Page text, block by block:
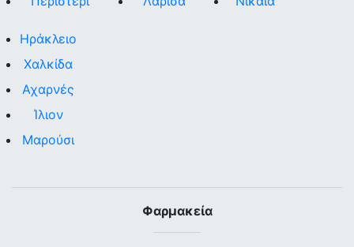
Ηράκλειο
Χαλκίδα
Αχαρνές
Ίλιον
Μαρούσι
Φαρμακεία